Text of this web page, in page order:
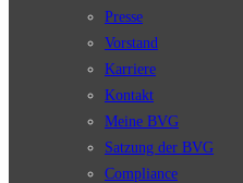
Presse
Vorstand
Karriere
Kontakt
Meine BVG
Satzung der BVG
Compliance